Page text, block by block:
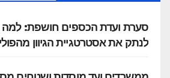
סערת ועדת הכספים חושפת: למה
לנתק את אסטרטגיית הגיוון